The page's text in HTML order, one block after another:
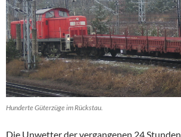
Hunderte Güterzüge im Rückstau.
Die Unwetter der vergangenen 24